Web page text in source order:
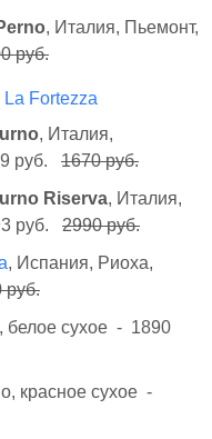
, Италия, Пьемонт,
руб.
, Италия,
руб. 1670 руб.
Riserva, Италия,
руб. 2990 руб.
, Испания, Риоха,
руб.
белое сухое - 1890
красное сухое -